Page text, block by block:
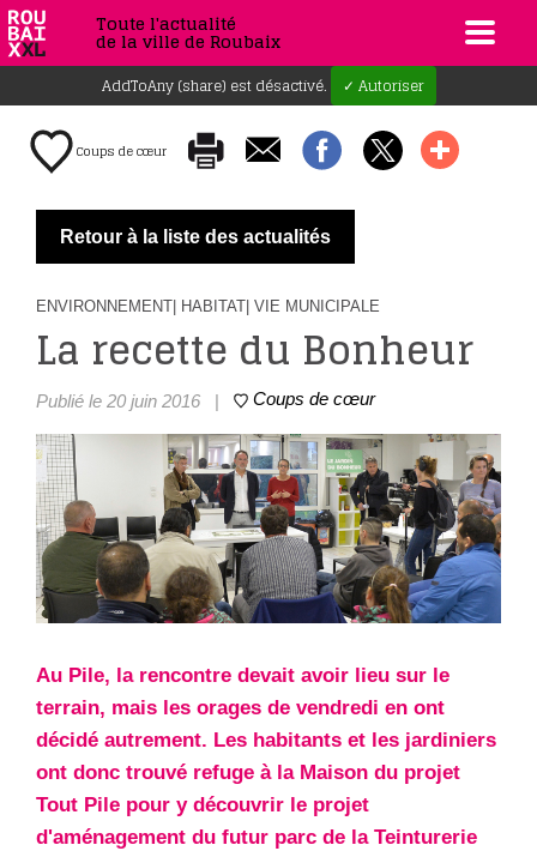
Toute l'actualité
de la ville de Roubaix
AddToAny (share) est désactivé. ✓ Autoriser
Coups de cœur
Retour à la liste des actualités
ENVIRONNEMENT | HABITAT | VIE MUNICIPALE
La recette du Bonheur
Publié le 20 juin 2016 | Coups de cœur
Au Pile, la rencontre devait avoir lieu sur le
terrain, mais les orages de vendredi en ont
décidé autrement. Les habitants et les jardiniers
ont donc trouvé refuge à la Maison du projet
Tout Pile pour y découvrir le projet
d'aménagement du futur parc de la Teinturerie